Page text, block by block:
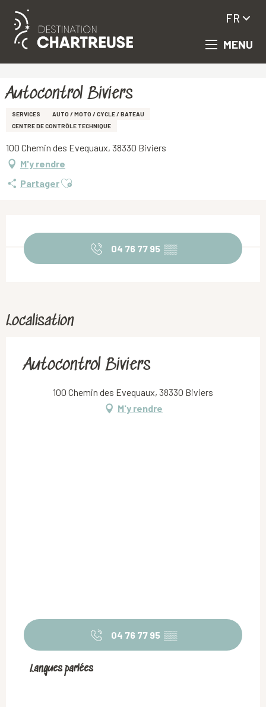
Aller
principal
MENU
FR
Autocontrol Biviers
SERVICES
AUTO / MOTO / CYCLE / BATEAU
CENTRE DE CONTRÔLE TECHNIQUE
100 Chemin des Evequaux, 38330 Biviers
M'y rendre
PartagerAjouter aux favoris
04 76 77 95 ▒▒
Localisation
Autocontrol Biviers
100 Chemin des Evequaux, 38330 Biviers
M'y rendre
04 76 77 95 ▒▒
Langues parlées
Langues parlées